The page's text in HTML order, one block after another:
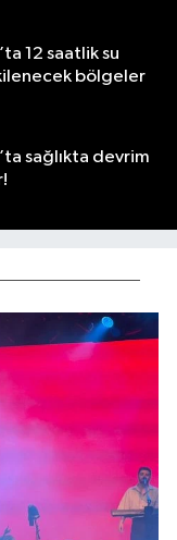
12 saatlik su
bölgeler
sağlıkta devrim